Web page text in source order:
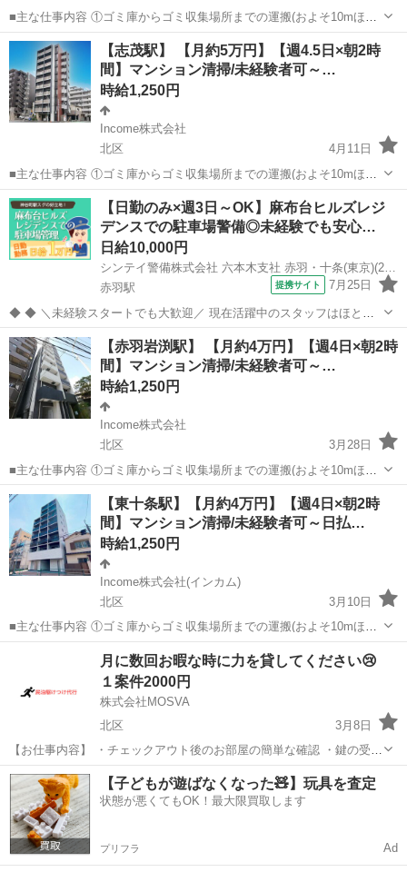
■主な仕事内容 ①ゴミ庫からゴミ収集場所までの運搬(およそ10mほど
を１日約10個ほど) ②エントランス・エレベーター・廊下・非常階段・
駐車駐輪場などの共用部分と外構の清掃（時間内で可能な範囲） ③清
掃結果の報告（指定...
東京 北区 その他 時給
【志茂駅】 【月約5万円】【週4.5日×朝2時
間】マンション清掃/未経験者可～…
時給1,250円
Income株式会社
北区
4月11日
■主な仕事内容 ①ゴミ庫からゴミ収集場所までの運搬(およそ10mほど
を１日約10個ほど) ②エントランス・エレベーター・廊下・非常階段・
駐車駐輪場などの共用部分と外構の清掃（時間内で可能な範囲） ③清
掃結果の報告（指定...
東京 北区 その他 時給
【日勤のみ×週3日～OK】麻布台ヒルズレジ
デンスでの駐車場警備◎未経験でも安心…
日給10,000円
シンテイ警備株式会社 六本木支社 赤羽・十条(東京)(25)エリア/A3203200117
赤羽駅
提携サイト 7月25日
◆ ◆ ＼未経験スタートでも大歓迎／ 現在活躍中のスタッフはほとん
どが未経験の方！ 20代～50歳の方が活躍しています♪ 研修制度がきっ
ちり整っているから 警備についてもイチから学べます★ ＼入社祝い金
総額5万円／支...
東京 北区 赤羽駅 警備員
【赤羽岩渕駅】 【月約4万円】【週4日×朝2時
間】マンション清掃/未経験者可～…
時給1,250円
Income株式会社
北区
3月28日
■主な仕事内容 ①ゴミ庫からゴミ収集場所までの運搬(およそ10mほど
を１日約10個ほど) ②エントランス・エレベーター・廊下・非常階段・
駐車駐輪場などの共用部分と外構の清掃（時間内で可能な範囲） ③清
掃結果の報告（指定...
東京 北区 その他 時給
【東十条駅】【月約4万円】【週4日×朝2時
間】マンション清掃/未経験者可～日払…
時給1,250円
Income株式会社(インカム)
北区
3月10日
■主な仕事内容 ①ゴミ庫からゴミ収集場所までの運搬(およそ10mほど
を１日約10個ほど) ②エントランス・エレベーター・廊下・非常階段・
駐車駐輪場などの共用部分と外構の清掃（時間内で可能な範囲） ③清
掃結果の報告（指定...
その他 時給
月に数回お暇な時に力を貸してください😢
１案件2000円
株式会社MOSVA
北区
3月8日
【お仕事内容】 ・チェックアウト後のお部屋の簡単な確認 ・鍵の受け
渡しやサポート ・忘れ物やちょっとした設備トラブルの確認対応 特別
なスキルは必要ありません。未経験の方でも安心して始められるお仕
事です。 【募集...
東京 北区 その他 近隣
【子どもが遊ばなくなった🧸】玩具を査定
状態が悪くてもOK！最大限買取します
プリフラ Ad